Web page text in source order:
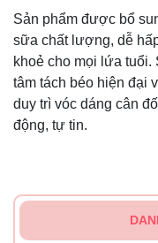
Sản phẩm được bổ
sữa chất lượng, dễ
khoẻ cho mọi lứa
tâm tách béo hiện đại
duy trì vóc dáng cân
động, tự tin.